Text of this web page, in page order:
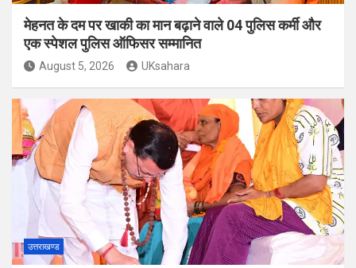
मेहनत के दम पर खाकी का मान बढ़ाने वाले 04 पुलिस कर्मी और
एक स्पेशल पुलिस ऑफिसर सम्मानित
August 5, 2026 UKsahara
उत्तराखण्ड